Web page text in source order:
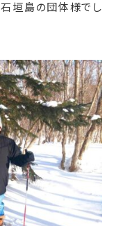
垣島の団体様でし